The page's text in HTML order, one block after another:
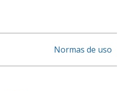
Normas de uso